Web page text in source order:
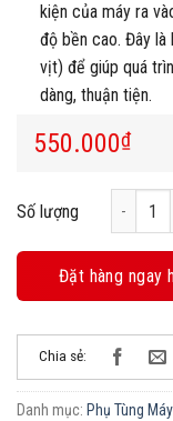
kiện của máy ra
độ bền cao. Đây
vịt) để giúp quá
dàng, thuận tiện.
550.000₫
Số lượng Mỏ Vịt
Đặt hàng ngay
Chia sẻ:
Danh mục: Phụ Tùng